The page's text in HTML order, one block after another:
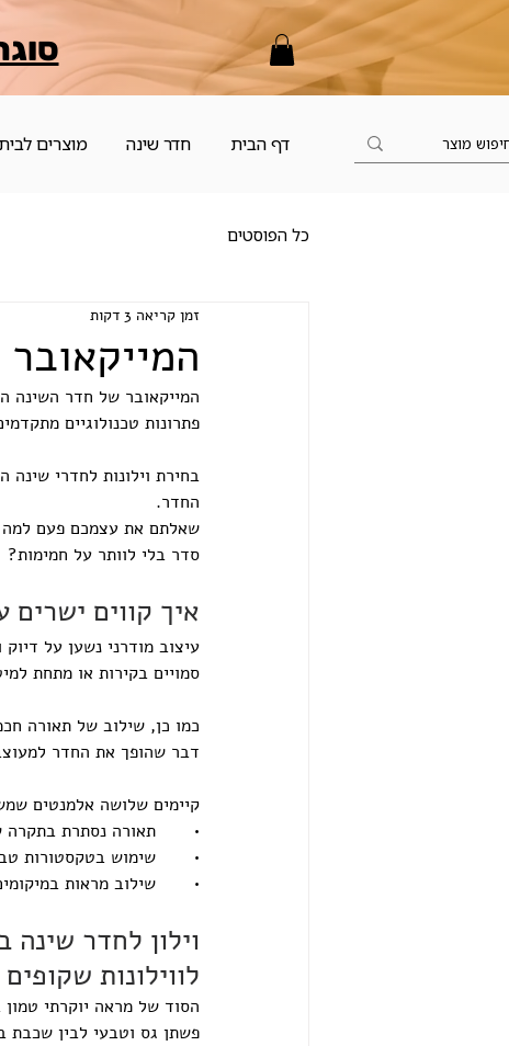
דף הבית חדר שינה מוצרים לבית
כל הפוסטים
זמן קריאה 3 דקות
המייקאובר של חדר השינה
פתרונות טכנולוגיים
בחירת וילונות לחדרי
החדר.
שאלתם את עצמכם פעם למה
סדר בלי לוותר על חמימות?
איך קווים ישרים
עיצוב מודרני נשען על
סמויים בקירות או מתחת
כמו כן, שילוב של תאורה
דבר שהופך את החדר
קיימים שלושה אלמנטים
•       תאורה נסתרת
•       שימוש בטקסטורות
•       שילוב מראות
וילון לחדר
לווילונות
הסוד של מראה יוקרתי טמון
פשתן גס וטבעי לבין שכבת